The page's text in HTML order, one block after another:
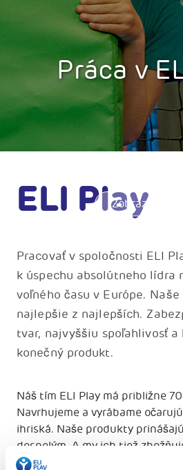
Práca v
Zobrazit
ELI Play
Pracovať v spoločnosti ELI
k úspechu absolútneho lídra
voľného času v Európe.
najlepšie z najlepších.
tvar, najvyššiu spoľahlivosť
konečný produkt.
Náš tím ELI Play má približne
Navrhujeme a vyrábame
ihriská. Naše produkty
dospelým. A my ich tiež
máme radi. U nás je každý deň